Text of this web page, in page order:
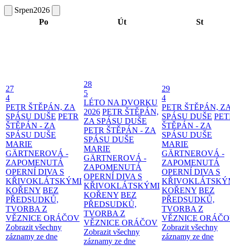
Srpen2026
Po
Út St
27
4
PETR ŠTĚPÁN, ZA
SPÁSU DUŠE PETR
ŠTĚPÁN - ZA
SPÁSU DUŠE
MARIE
GÄRTNEROVÁ -
ZAPOMENUTÁ
OPERNÍ DIVA S
KŘIVOKLÁTSKÝMI
KOŘENY BEZ
PŘEDSUDKŮ,
TVORBA Z
VĚZNICE ORÁČOV
Zobrazit všechny
záznamy ze dne
28
5
LÉTO NA DVORKU
2026 PETR ŠTĚPÁN,
ZA SPÁSU DUŠE
PETR ŠTĚPÁN - ZA
SPÁSU DUŠE
MARIE
GÄRTNEROVÁ -
ZAPOMENUTÁ
OPERNÍ DIVA S
KŘIVOKLÁTSKÝMI
KOŘENY BEZ
PŘEDSUDKŮ,
TVORBA Z
VĚZNICE ORÁČOV
Zobrazit všechny
záznamy ze dne
29
4
PETR ŠTĚPÁN,
SPÁSU DUŠE
ŠTĚPÁN - ZA
SPÁSU DUŠE
MARIE
GÄRTNEROVÁ -
ZAPOMENUTÁ
OPERNÍ DIVA S
KOŘENY BEZ
PŘEDSUDKŮ,
TVORBA Z
VĚZNICE
Zobrazit všechny
záznamy ze dne